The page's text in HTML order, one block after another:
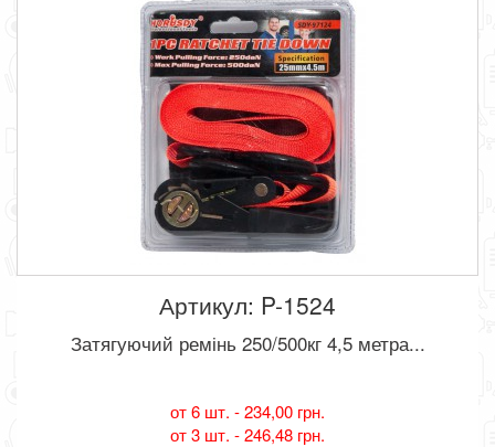
Артикул: P-1524
Затягуючий ремінь 250/500кг 4,5 метра...
от 6 шт. -234,00 грн.
от 3 шт. -246,48 грн.